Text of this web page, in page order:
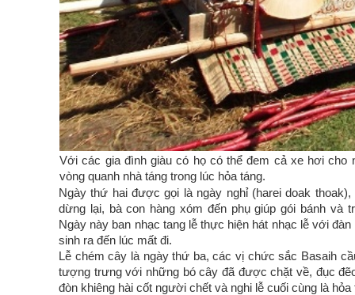
Với các gia đình giàu có họ có thể đem cả xe hơi
vòng quanh nhà táng trong lúc hỏa táng.
Ngày thứ hai được gọi là ngày nghỉ (harei doak
dừng lại, bà con hàng xóm đến phụ giúp gói bánh và
Ngày này ban nhạc tang lễ thực hiện hát nhạc lễ với
sinh ra đến lúc mất đi.
Lễ chém cây là ngày thứ ba, các vị chức sắc Basaih
tượng trưng với những bó cây đã được chặt về, đục
đòn khiêng hài cốt người chết và nghi lễ cuối cùng là hỏa